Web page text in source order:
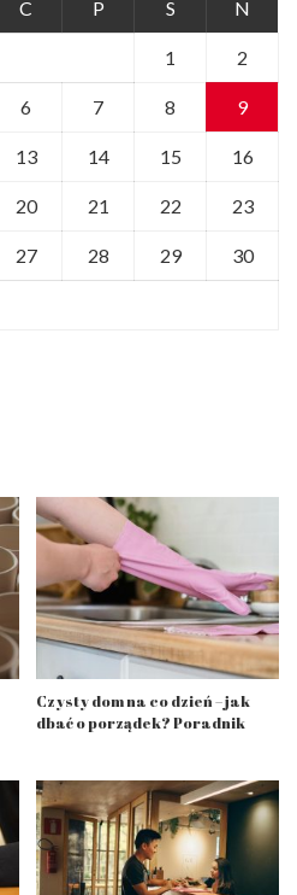
C P S N
1 2
6 7 8 9
13 14 15 16
20 21 22 23
27 28 29 30
Czysty dom na co dzień – jak
dbać o porządek? Poradnik